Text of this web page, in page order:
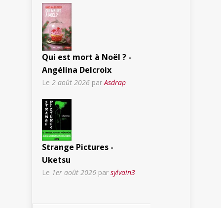
Qui est mort à Noël ? -
Angélina Delcroix
Le 2 août 2026 par Asdrap
Strange Pictures -
Uketsu
Le 1er août 2026 par sylvain3